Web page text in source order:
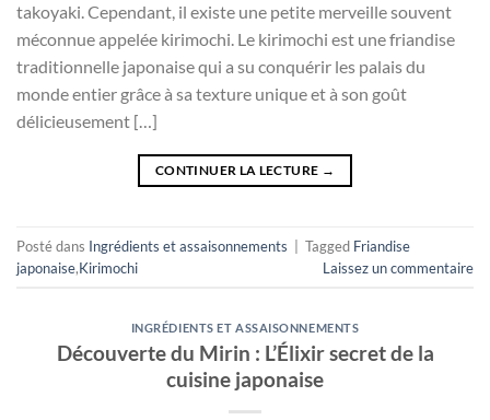
takoyaki. Cependant, il existe une petite merveille souvent
méconnue appelée kirimochi. Le kirimochi est une friandise
traditionnelle japonaise qui a su conquérir les palais du
monde entier grâce à sa texture unique et à son goût
délicieusement […]
CONTINUER LA LECTURE →
Posté dans Ingrédients et assaisonnements Tagged Friandise
japonaise,Kirimochi Laissez un commentaire
INGRÉDIENTS ET ASSAISONNEMENTS
Découverte du Mirin : L’Élixir secret de la
cuisine japonaise